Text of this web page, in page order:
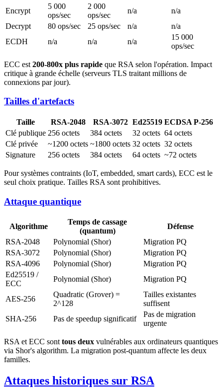
Encrypt
5 000
ops/sec
2 000
ops/sec
n/a
n/a
Decrypt
80 ops/sec 25 ops/sec n/a
n/a
ECDH
n/a n/a n/a
15 000
ops/sec
ECC est 200-800x plus rapide que RSA selon l'opération. Impact
critique à grande échelle (serveurs TLS traitant millions de
connexions par jour).
Tailles d'artefacts
Taille RSA-2048 RSA-3072 Ed25519 ECDSA P-256
Clé publique 256 octets 384 octets 32 octets 64 octets
Clé privée
~1200 octets ~1800 octets 32 octets 32 octets
Signature
256 octets 384 octets 64 octets ~72 octets
Pour systèmes contraints (IoT, embedded, smart cards), ECC est le
seul choix pratique. Tailles RSA sont prohibitives.
Attaque quantique
Algorithme
Temps de cassage
(quantum)
Défense
RSA-2048
Polynomial (Shor)
Migration PQ
RSA-3072
Polynomial (Shor)
Migration PQ
RSA-4096
Polynomial (Shor)
Migration PQ
Ed25519 /
ECC
Polynomial (Shor) Migration PQ
AES-256
Quadratic (Grover) =
2^128
Tailles existantes
suffisent
SHA-256
Pas de speedup significatif
Pas de migration
urgente
RSA et ECC sonttous deux vulnérables aux ordinateurs quantiques
via Shor's algorithm. La migration post-quantum affecte les deux
familles.
Attaques historiques sur RSA